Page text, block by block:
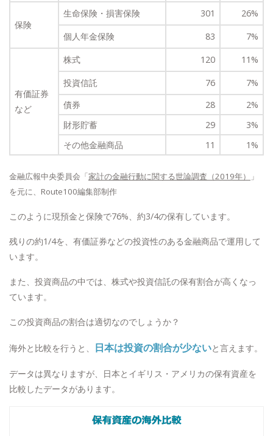
保険
生命保険・損害保険 301
26%
個人年金保険
83 7%
有価証券
など
株式 120
11%
投資信託
76
7%
債券
28
2%
財形貯蓄
29
3%
その他金融商品
11 1%
金融広報中央委員会「家計の金融行動に関する世論調査（2019年）
」
を元に、Route100編集部制作
このように現預金と保険で76%、約3/4の保有しています。
残りの約1/4を、有価証券などの投資性のある金融商品で運用して
います。
また、投資商品の中では、株式や投資信託の保有割合が高くなっ
ています。
この投資商品の割合は適切なのでしょうか？
海外と比較を行うと、 日本は投資の割合が少ないと言えます。
データは異なりますが、日本とイギリス・アメリカの保有資産を
比較したデータがあります。